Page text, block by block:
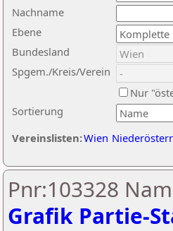
Nachname
Ebene
Sortierung
Bundesland
Spgem./Kreis/Verein
Nur
Vereinslisten:Wien
Pnr:103328
Grafik Partie-